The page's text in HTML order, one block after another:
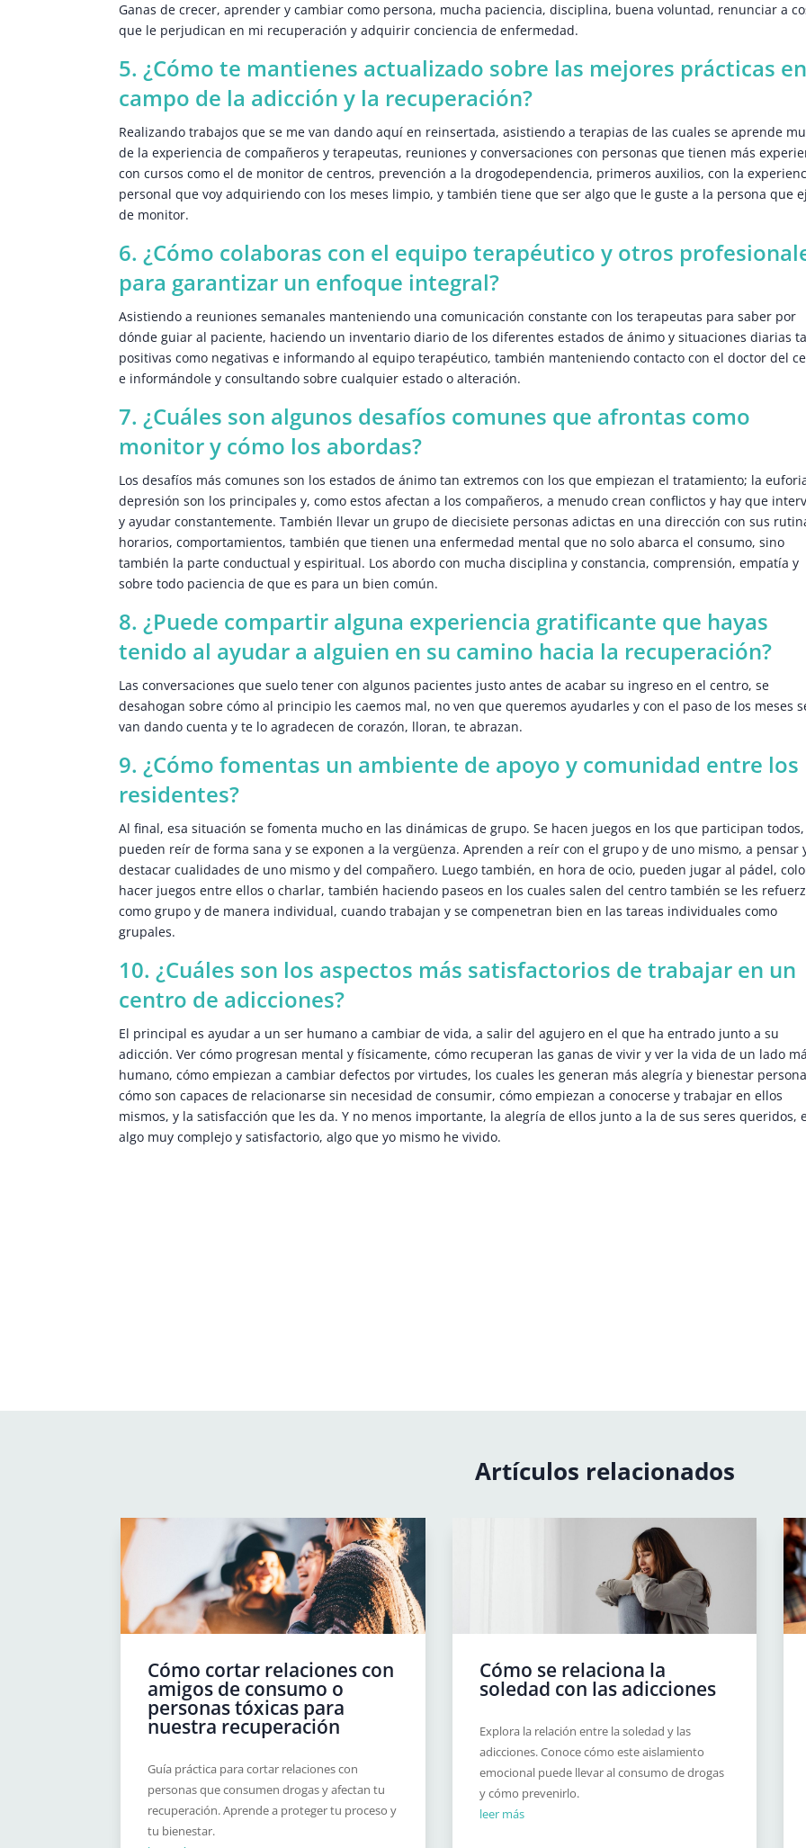
Ganas de crecer, aprender y cambiar como persona, mucha paciencia, disciplina, buena voluntad, renunciar a
que le perjudican en mi recuperación y adquirir conciencia de enfermedad.
5. ¿Cómo te mantienes actualizado sobre las mejores prácticas
campo de la adicción y la recuperación?
Realizando trabajos que se me van dando aquí en reinsertada, asistiendo a terapias de las cuales se aprende
de la experiencia de compañeros y terapeutas, reuniones y conversaciones con personas que tienen más
con cursos como el de monitor de centros, prevención a la drogodependencia, primeros auxilios, con la
personal que voy adquiriendo con los meses limpio, y también tiene que ser algo que le guste a la persona que
de monitor.
6. ¿Cómo colaboras con el equipo terapéutico y otros
para garantizar un enfoque integral?
Asistiendo a reuniones semanales manteniendo una comunicación constante con los terapeutas para saber por
dónde guiar al paciente, haciendo un inventario diario de los diferentes estados de ánimo y situaciones diarias
positivas como negativas e informando al equipo terapéutico, también manteniendo contacto con el doctor del
e informándole y consultando sobre cualquier estado o alteración.
7. ¿Cuáles son algunos desafíos comunes que afrontas como
monitor y cómo los abordas?
Los desafíos más comunes son los estados de ánimo tan extremos con los que empiezan el tratamiento; la
depresión son los principales y, como estos afectan a los compañeros, a menudo crean conflictos y hay que
y ayudar constantemente. También llevar un grupo de diecisiete personas adictas en una dirección con sus
horarios, comportamientos, también que tienen una enfermedad mental que no solo abarca el consumo, sino
también la parte conductual y espiritual. Los abordo con mucha disciplina y constancia, comprensión, empatía y
sobre todo paciencia de que es para un bien común.
8. ¿Puede compartir alguna experiencia gratificante que hayas
tenido al ayudar a alguien en su camino hacia la recuperación?
Las conversaciones que suelo tener con algunos pacientes justo antes de acabar su ingreso en el centro, se
desahogan sobre cómo al principio les caemos mal, no ven que queremos ayudarles y con el paso de los meses
van dando cuenta y te lo agradecen de corazón, lloran, te abrazan.
9. ¿Cómo fomentas un ambiente de apoyo y comunidad entre los
residentes?
Al final, esa situación se fomenta mucho en las dinámicas de grupo. Se hacen juegos en los que participan
pueden reír de forma sana y se exponen a la vergüenza. Aprenden a reír con el grupo y de uno mismo, a pensar
destacar cualidades de uno mismo y del compañero. Luego también, en hora de ocio, pueden jugar al pádel,
hacer juegos entre ellos o charlar, también haciendo paseos en los cuales salen del centro también se les
como grupo y de manera individual, cuando trabajan y se compenetran bien en las tareas individuales como
grupales.
10. ¿Cuáles son los aspectos más satisfactorios de trabajar en un
centro de adicciones?
El principal es ayudar a un ser humano a cambiar de vida, a salir del agujero en el que ha entrado junto a su
adicción. Ver cómo progresan mental y físicamente, cómo recuperan las ganas de vivir y ver la vida de un lado
humano, cómo empiezan a cambiar defectos por virtudes, los cuales les generan más alegría y bienestar
cómo son capaces de relacionarse sin necesidad de consumir, cómo empiezan a conocerse y trabajar en ellos
mismos, y la satisfacción que les da. Y no menos importante, la alegría de ellos junto a la de sus seres queridos,
algo muy complejo y satisfactorio, algo que yo mismo he vivido.
Artículos relacionados
Cómo cortar relaciones con
amigos de consumo o
personas tóxicas para
nuestra recuperación
Guía práctica para cortar relaciones con
personas que consumen drogas y afectan tu
recuperación. Aprende a proteger tu proceso y
tu bienestar.
Cómo se relaciona la
soledad con las adicciones
Explora la relación entre la soledad y las
adicciones. Conoce cómo este aislamiento
emocional puede llevar al consumo de drogas
y cómo prevenirlo.
leer más